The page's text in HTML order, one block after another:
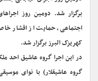
برگزار شد. دومین روز
اجتماعی، حمایت از اقشار
کهریزک البرز برگزار شد.
در این اجرا گروه عاشیق احد
گروه عاشیقلار) با نوای